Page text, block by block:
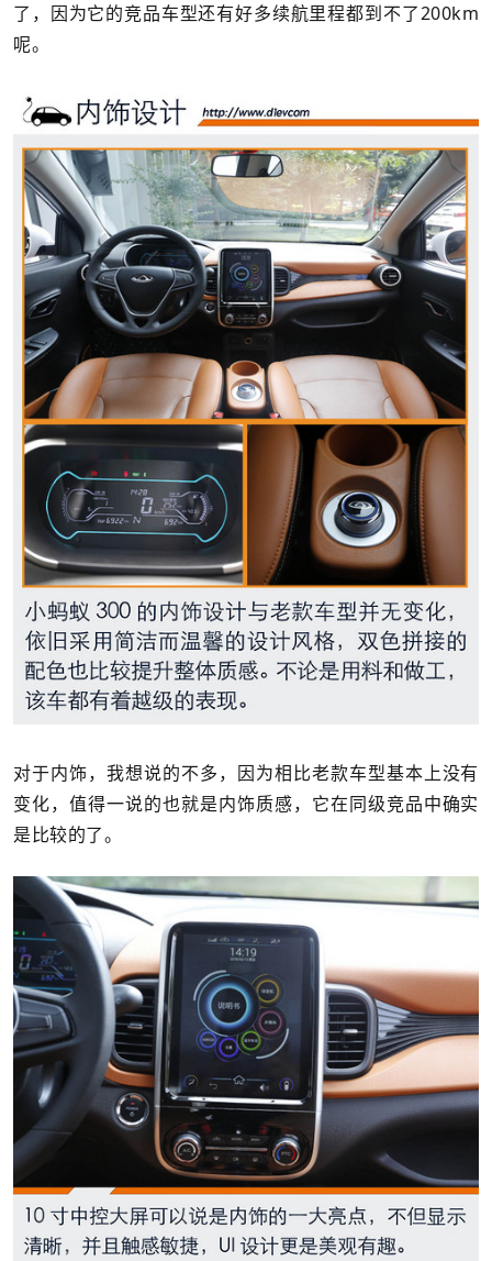
了，因为它的竞品车型还有好多续航里程都到不了200km
呢。
对于内饰，我想说的不多，因为相比老款车型基本上没有
变化，值得一说的也就是内饰质感，它在同级竞品中确实
是比较的了。